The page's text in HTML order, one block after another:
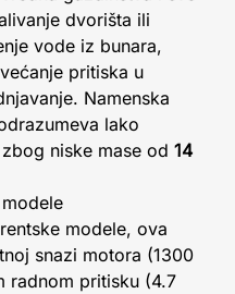
dvorišta ili
vode iz bunara,
pritiska u
Namenska
lako
niske mase od 14
modele, ova
snazi motora (1300
radnom pritisku (4.7